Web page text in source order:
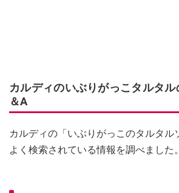
カルディのいぶりがっこタルタ
＆A
カルディの「いぶりがっこのタルタル
よく検索されている情報を調べました。